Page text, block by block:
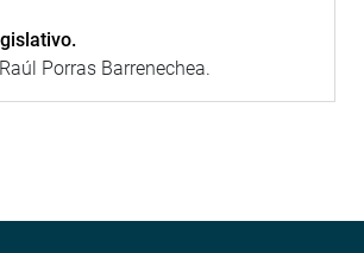
Porras Barrenechea.